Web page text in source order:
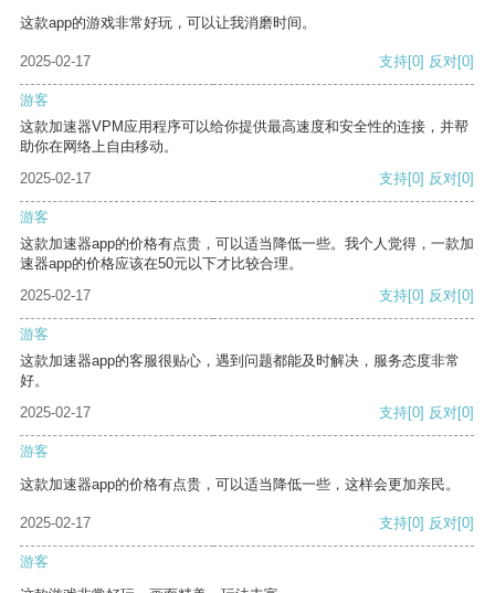
这款app的游戏非常好玩，可以让我消磨时间。
2025-02-17 支持[0] 反对[0]
游客
这款加速器VPM应用程序可以给你提供最高速度和安全性的连接，并帮
助你在网络上自由移动。
2025-02-17
支持[0] 反对[0]
游客
这款加速器app的价格有点贵，可以适当降低一些。我个人觉得，一款加
速器app的价格应该在50元以下才比较合理。
2025-02-17
支持[0] 反对[0]
游客
这款加速器app的客服很贴心，遇到问题都能及时解决，服务态度非常
好。
2025-02-17
支持[0] 反对[0]
游客
这款加速器app的价格有点贵，可以适当降低一些，这样会更加亲民。
2025-02-17 支持[0] 反对[0]
游客